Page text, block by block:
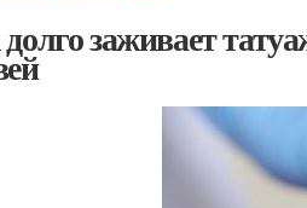
заживает